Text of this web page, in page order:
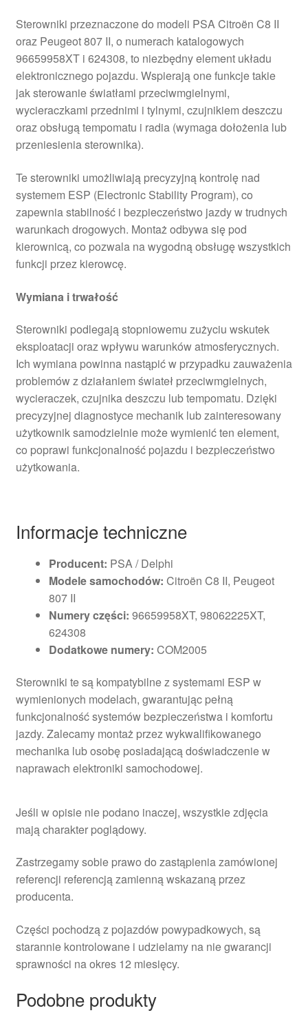
Sterowniki przeznaczone do modeli PSA Citroën C8 II
oraz Peugeot 807 II, o numerach katalogowych
96659958XT i 624308, to niezbędny element układu
elektronicznego pojazdu. Wspierają one funkcje takie
jak sterowanie światłami przeciwmgielnymi,
wycieraczkami przednimi i tylnymi, czujnikiem deszczu
oraz obsługą tempomatu i radia (wymaga dołożenia lub
przeniesienia sterownika).
Te sterowniki umożliwiają precyzyjną kontrolę nad
systemem ESP (Electronic Stability Program), co
zapewnia stabilność i bezpieczeństwo jazdy w trudnych
warunkach drogowych. Montaż odbywa się pod
kierownicą, co pozwala na wygodną obsługę wszystkich
funkcji przez kierowcę.
Wymiana i trwałość
Sterowniki podlegają stopniowemu zużyciu wskutek
eksploatacji oraz wpływu warunków atmosferycznych.
Ich wymiana powinna nastąpić w przypadku zauważenia
problemów z działaniem świateł przeciwmgielnych,
wycieraczek, czujnika deszczu lub tempomatu. Dzięki
precyzyjnej diagnostyce mechanik lub zainteresowany
użytkownik samodzielnie może wymienić ten element,
co poprawi funkcjonalność pojazdu i bezpieczeństwo
użytkowania.
Informacje techniczne
Producent: PSA / Delphi
Modele samochodów: Citroën C8 II, Peugeot
807 II
Numery części: 96659958XT, 98062225XT,
624308
Dodatkowe numery: COM2005
Sterowniki te są kompatybilne z systemami ESP w
wymienionych modelach, gwarantując pełną
funkcjonalność systemów bezpieczeństwa i komfortu
jazdy. Zalecamy montaż przez wykwalifikowanego
mechanika lub osobę posiadającą doświadczenie w
naprawach elektroniki samochodowej.
Jeśli w opisie nie podano inaczej, wszystkie zdjęcia
mają charakter poglądowy.
Zastrzegamy sobie prawo do zastąpienia zamówionej
referencji referencją zamienną wskazaną przez
producenta.
Części pochodzą z pojazdów powypadkowych, są
starannie kontrolowane i udzielamy na nie gwarancji
sprawności na okres 12 miesięcy.
Podobne produkty